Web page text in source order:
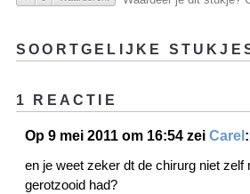
SOORTGELIJKE
1 REACTIE
Op 9 mei 2011 om 16:54 zei Carel :
en je weet zeker dt de chirurg niet zelf
gerotzooid had?